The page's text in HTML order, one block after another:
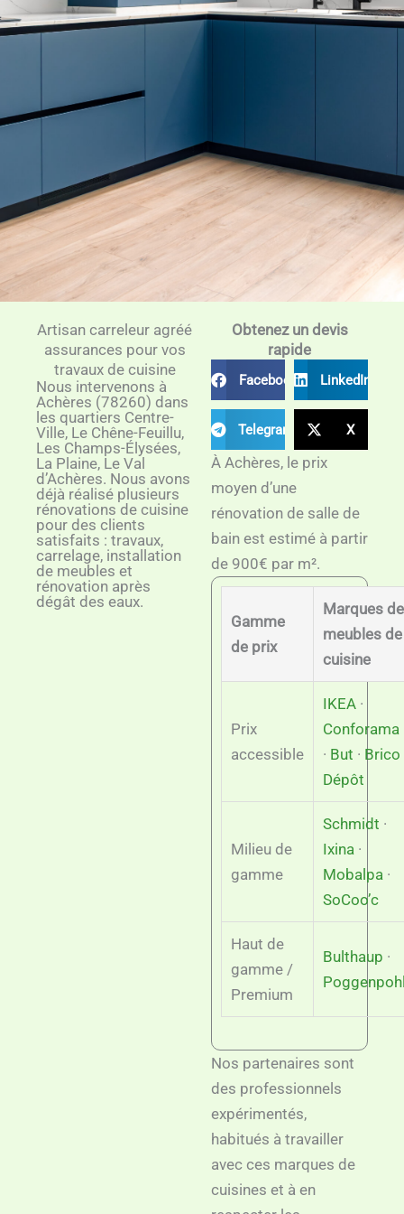
Obtenez un devis
rapide
Facebook LinkedIn
Telegram X
À Achères, le prix
moyen d’une
rénovation de salle de
bain est estimé à partir
de 900€ par m².
Gamme
de prix
Marques de
meubles de
cuisine
Prix
accessible
IKEA ·
Conforama
· But · Brico
Dépôt
Milieu de
gamme
Schmidt ·
Ixina ·
Mobalpa ·
SoCoo’c
Haut de
gamme /
Premium
Bulthaup ·
Nos partenaires sont
des professionnels
expérimentés,
habitués à travailler
avec ces marques de
cuisines et à en
Artisan carreleur agréé
assurances pour vos
travaux de cuisine
Nous intervenons à
Achères (78260) dans
les quartiers Centre-
Ville, Le Chêne-Feuillu,
Les Champs-Élysées,
La Plaine, Le Val
d’Achères. Nous avons
déjà réalisé plusieurs
rénovations de cuisine
pour des clients
satisfaits : travaux,
carrelage, installation
de meubles et
rénovation après
dégât des eaux.